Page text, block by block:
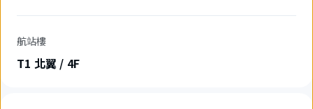
航站樓
T1 北翼 / 4F